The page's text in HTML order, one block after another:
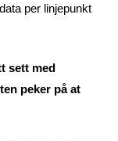
per linjepunkt
sett med
peker på at